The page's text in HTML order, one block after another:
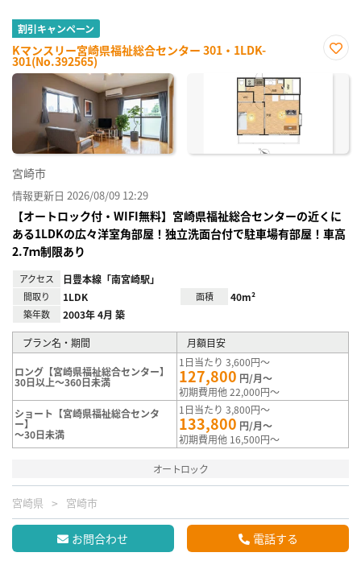
割引キャンペーン
Kマンスリー宮崎県福祉総合センター 301・1LDK-
301(No.392565)
に入
宮崎市
情報更新日 2026/08/09 12:29
【オートロック付・WIFI無料】宮崎県福祉総合センターの近くに
ある1LDKの広々洋室角部屋！独立洗面台付で駐車場有部屋！車高
2.7ｍ制限あり
アクセス 日豊本線「南宮崎駅」
間取り 1LDK 面積 40m²
築年数 2003年 4月 築
プラン名・期間 月額目安
ロング【宮崎県福祉総合センター】
30日以上～360日未満
1日当たり 3,600円～
127,800 円/月～
初期費用他 22,000円～
ショート【宮崎県福祉総合センタ
ー】
～30日未満
1日当たり 3,800円～
133,800 円/月～
初期費用他 16,500円～
オートロック
宮崎県 宮崎市
お問合わせ 電話する